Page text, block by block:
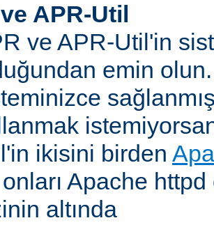
APR-Util
ve APR-Util'in
emin
ikisini birden
Apache httpd
altında